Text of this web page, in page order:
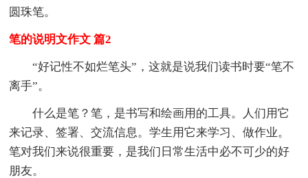
圆珠笔。
笔的说明文作文 篇2
“好记性不如烂笔头”，这就是说我们读书时要“笔不
离手”。
什么是笔？笔，是书写和绘画用的工具。人们用它
来记录、签署、交流信息。学生用它来学习、做作业。
笔对我们来说很重要，是我们日常生活中必不可少的好
朋友。